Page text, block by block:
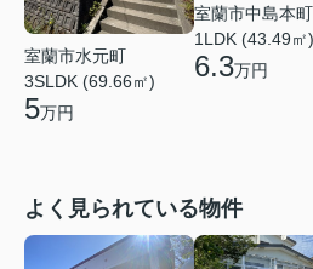
室蘭市水元町
3SLDK (69.66㎡)
5万円
室蘭市中島本
1LDK (43.49㎡)
6.3万円
よく見られている物件